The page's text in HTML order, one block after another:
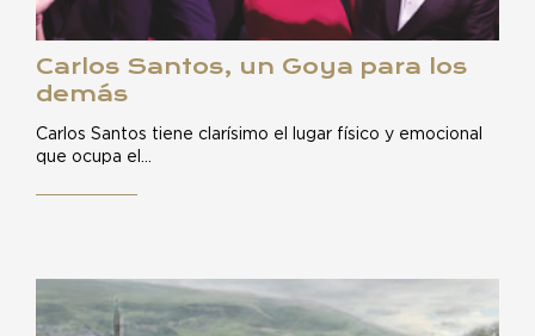
Carlos Santos, un Goya para los
demás
Carlos Santos tiene clarísimo el lugar físico y emocional
que ocupa el…